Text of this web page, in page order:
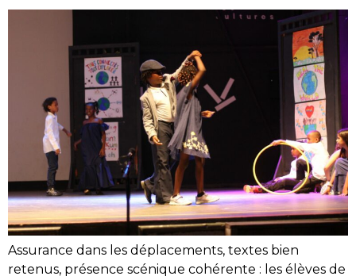
Assurance dans les déplacements, textes bien
retenus, présence scénique cohérente : les élèves de